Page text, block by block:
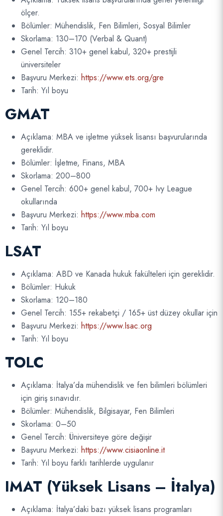
ölçer.
Bölümler: Mühendislik, Fen Bilimleri, Sosyal Bilimler
Skorlama: 130–170 (Verbal & Quant)
Genel Tercih: 310+ genel kabul, 320+ prestijli
üniversiteler
Başvuru Merkezi: https://www.ets.org/gre
Tarih: Yıl boyu
GMAT
Açıklama: MBA ve işletme yüksek lisansı başvurularında
gereklidir.
Bölümler: İşletme, Finans, MBA
Skorlama: 200–800
Genel Tercih: 600+ genel kabul, 700+ Ivy League
okullarında
Başvuru Merkezi: https://www.mba.com
Tarih: Yıl boyu
LSAT
Açıklama: ABD ve Kanada hukuk fakülteleri için gereklidir.
Bölümler: Hukuk
Skorlama: 120–180
Genel Tercih: 155+ rekabetçi / 165+ üst düzey okullar için
Başvuru Merkezi: https://www.lsac.org
Tarih: Yıl boyu
TOLC
Açıklama: İtalya’da mühendislik ve fen bilimleri bölümleri
için giriş sınavıdır.
Bölümler: Mühendislik, Bilgisayar, Fen Bilimleri
Skorlama: 0–50
Genel Tercih: Üniversiteye göre değişir
Başvuru Merkezi: https://www.cisiaonline.it
Tarih: Yıl boyu farklı tarihlerde uygulanır
IMAT (Yüksek Lisans – İtalya)
Açıklama: İtalya’daki bazı yüksek lisans programları